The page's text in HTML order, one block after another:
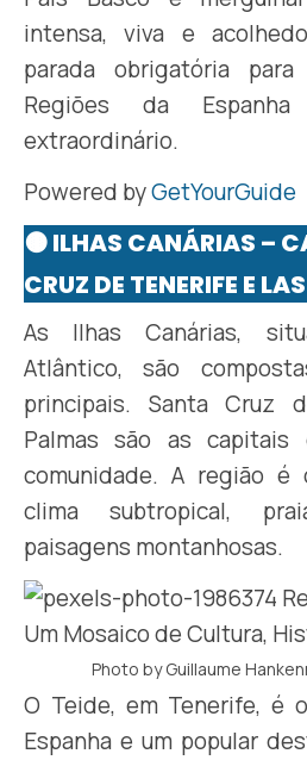
intensa, viva e
parada obrigatória
Regiões da
extraordinário.
Powered byGetYourGuide
🟤 ILHAS CANÁRIAS –
CRUZ DE TENERIFE E
As Ilhas Canárias,
Atlântico, são
principais. Santa Cruz
Palmas são as capitais
comunidade. A região é
clima subtropical,
paisagens montanhosas.
Photo by Guillaume
O Teide, em Tenerife, é
Espanha e um popular